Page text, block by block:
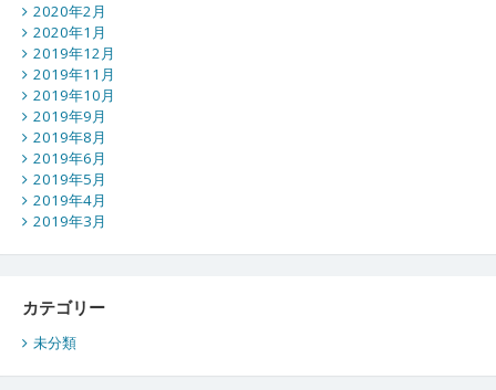
2020年2月
2020年1月
2019年12月
2019年11月
2019年10月
2019年9月
2019年8月
2019年6月
2019年5月
2019年4月
2019年3月
カテゴリー
未分類